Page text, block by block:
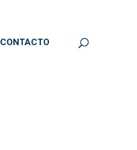
CONTACTO